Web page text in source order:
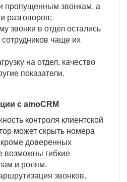
пропущенным звонкам, а
разговоров;
звонки в отдел остались
сотрудников чаще их
на отдел, качество
показатели.
с amoCRM
контроля клиентской
может скрыть номера
кроме доверенных
возможны гибкие
и ролям.
звонков.